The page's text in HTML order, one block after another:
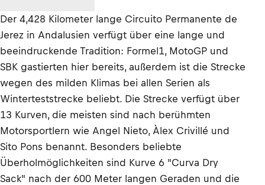
Der 4,428 Kilometer lange Circuito Permanente de
Jerez in Andalusien verfügt über eine lange und
beeindruckende Tradition: Formel1, MotoGP und
SBK gastierten hier bereits, außerdem ist die Strecke
wegen des milden Klimas bei allen Serien als
Winterteststrecke beliebt. Die Strecke verfügt über
13 Kurven, die meisten sind nach berühmten
Motorsportlern wie Angel Nieto, Àlex Crivillé und
Sito Pons benannt. Besonders beliebte
Überholmöglichkeiten sind Kurve 6 "Curva Dry
Sack" nach der 600 Meter langen Geraden und die